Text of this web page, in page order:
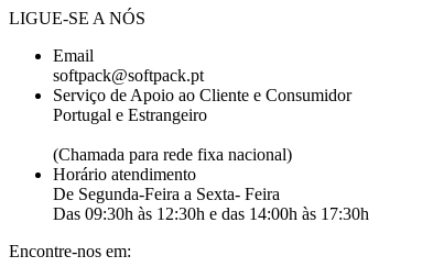
LIGUE-SE A NÓS
Email
softpack@softpack.pt
Serviço de Apoio ao Cliente e Consumidor
Portugal e Estrangeiro
(Chamada para rede fixa nacional)
Horário atendimento
De Segunda-Feira a Sexta- Feira
Das 09:30h às 12:30h e das 14:00h às 17:30h
Encontre-nos em: